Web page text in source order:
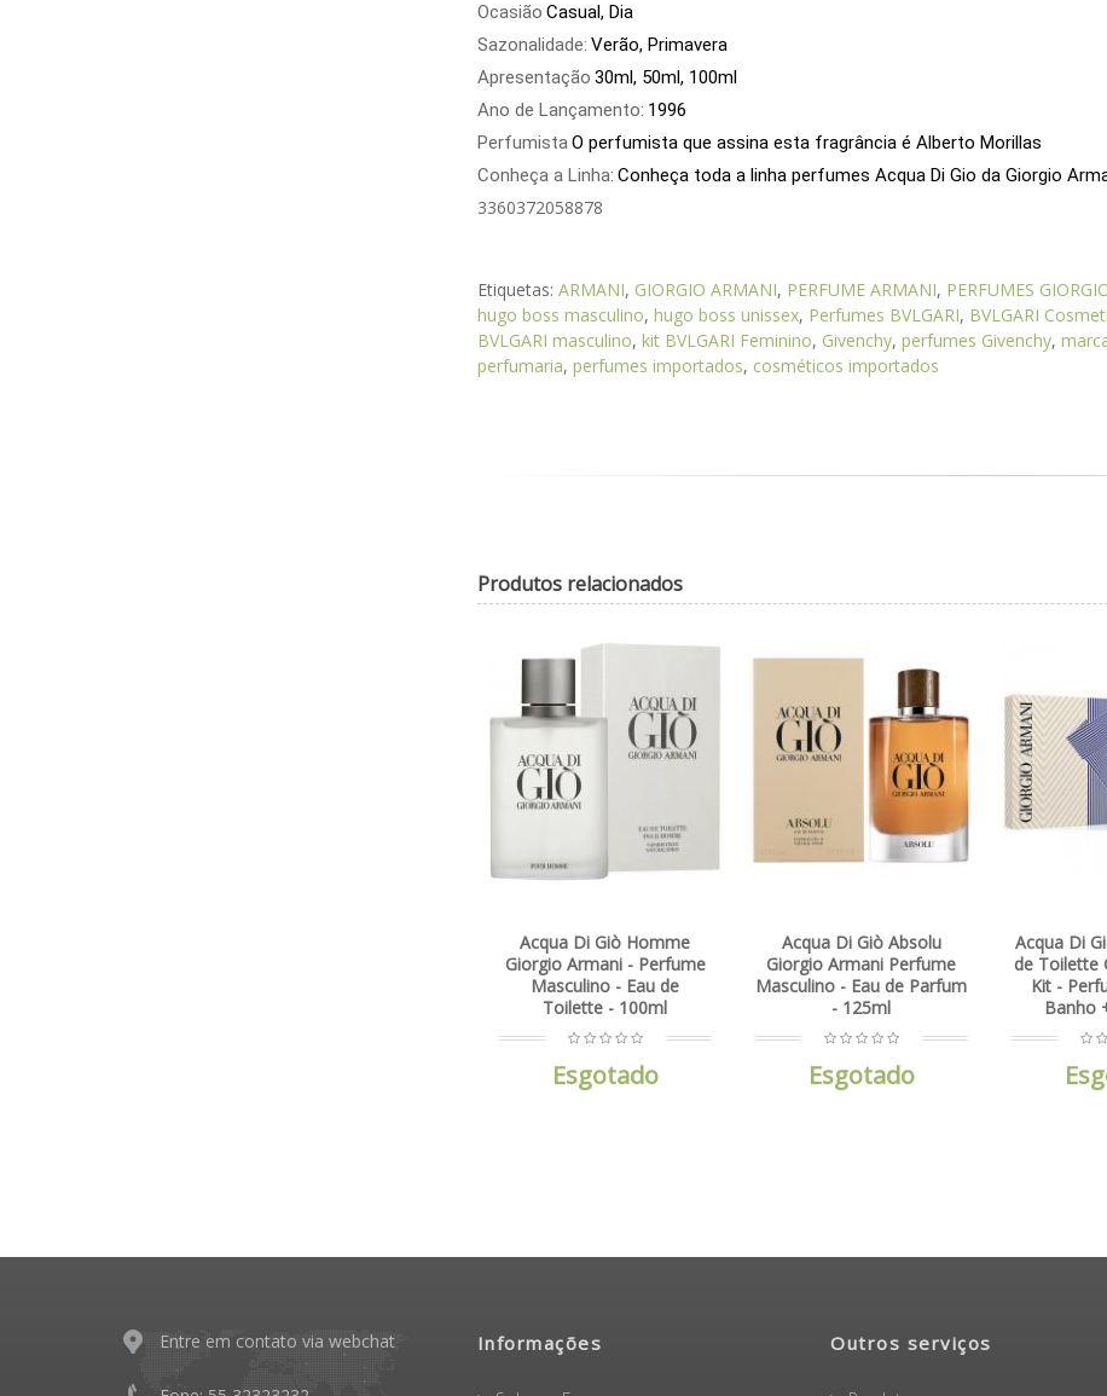
Ocasião Casual, Dia
Sazonalidade: Verão, Primavera
Apresentação 30ml, 50ml, 100ml
Ano de Lançamento: 1996
PerfumistaO perfumista que assina esta fragrância é Alberto Morillas
Conheça a Linha: Conheça toda a linha perfumes Acqua Di Gio da Giorgio
3360372058878
Etiquetas: ARMANI, GIORGIO ARMANI, PERFUME ARMANI, PERFUMES
hugo boss masculino, hugo boss unissex, Perfumes BVLGARI, BVLGARI
BVLGARI masculino, kit BVLGARI Feminino, Givenchy, perfumes Givenchy,
perfumaria, perfumes importados, cosméticos importados
Produtos relacionados
Acqua Di Giò Homme
Giorgio Armani - Perfume
Masculino - Eau de
Toilette - 100ml
Esgotado
Acqua Di Giò Absolu
Giorgio Armani Perfume
Masculino - Eau de Parfum
- 125ml
Esgotado
Acqua Di
de Toilette
Kit -
Banho
Entre em contato via webchat Informações Outros serviços